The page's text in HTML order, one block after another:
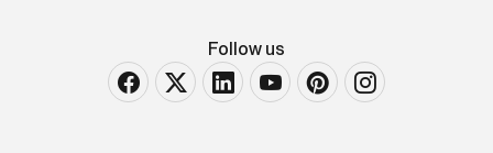
Follow us